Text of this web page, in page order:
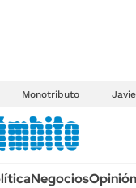
Monotributo
NegociosOpinión